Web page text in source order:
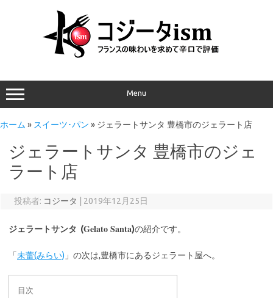
Menu
ホーム » スイーツ･パン » ジェラートサンタ 豊橋市のジェラート店
ジェラートサンタ 豊橋市のジェ
ラート店
投稿者: コジータ 2019年12月25日
ジェラートサンタ (Gelato Santa)の紹介です。
「未蕾(みらい) 」の次は,豊橋市にあるジェラート屋へ。
目次